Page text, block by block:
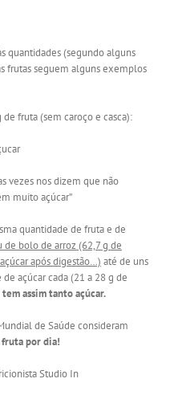
quantidades (segundo alguns
frutas seguem alguns exemplos
fruta (sem caroço e casca):
vezes nos dizem que não
muito açúcar”
quantidade de fruta e de
de bolo de arroz (62,7 g de
após digestão…) até de uns
açúcar cada (21 a 28 g de
assim tanto açúcar.
de Saúde consideram
fruta por dia!
Studio In